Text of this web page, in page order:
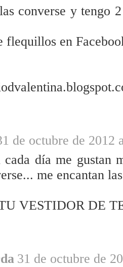
converse y tengo
flequillos en
de octubre de 2012
día me gustan
me encantan
TU VESTIDOR DE
31 de octubre de